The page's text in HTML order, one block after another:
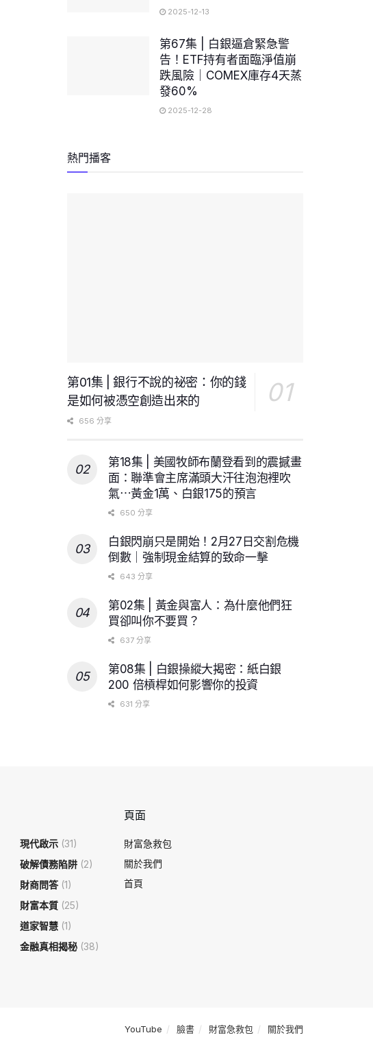
2025-12-13
第67集 | 白銀逼倉緊急警
告！ETF持有者面臨淨值崩
跌風險｜COMEX庫存4天蒸
發60%
2025-12-28
熱門播客
第01集 | 銀行不說的祕密：你的錢
是如何被憑空創造出來的
656 分享
第18集 | 美國牧師布蘭登看到的震撼畫
面：聯準會主席滿頭大汗往泡泡裡吹
氣⋯黃金1萬、白銀175的預言
650 分享
白銀閃崩只是開始！2月27日交割危機
倒數｜強制現金結算的致命一擊
643 分享
第02集 | 黃金與富人：為什麼他們狂
買卻叫你不要買？
637 分享
第08集 | 白銀操縱大揭密：紙白銀
200 倍槓桿如何影響你的投資
631 分享
現代啟示 (31)
破解債務陷阱 (2)
財商問答(1)
財富本質 (25)
道家智慧 (1)
金融真相揭秘 (38)
頁面
財富急救包
關於我們
首頁
YouTube 臉書 財富急救包 關於我們